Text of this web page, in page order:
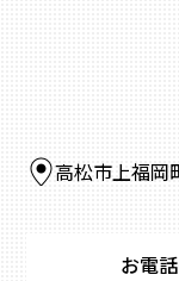
高松市上福岡
お電